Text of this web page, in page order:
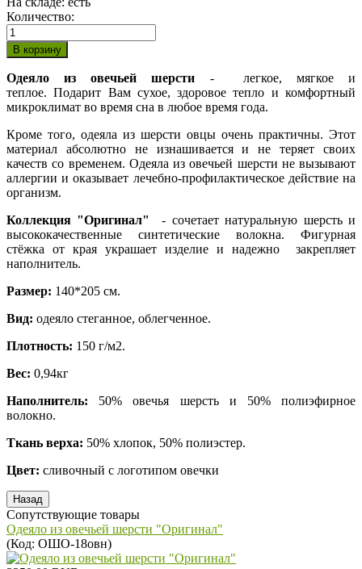
Количество:
Одеяло из овечьей шерсти - легкое, мягкое и
теплое. Подарит Вам сухое, здоровое тепло и комфортный
микроклимат во время сна в любое время года.
Кроме того, одеяла из шерсти овцы очень практичны. Этот
материал абсолютно не изнашивается и не теряет своих
качеств со временем. Одеяла из овечьей шерсти не вызывают
аллергии и оказывает лечебно-профилактическое действие на
организм.
Коллекция "Оригинал"
- сочетает натуральную шерсть и
высококачественные синтетические волокна. Фигурная
стёжка от края украшает изделие и надежно закрепляет
наполнитель.
Размер: 140*205 см.
Вид: одеяло стеганное, облегченное.
Плотность: 150 г/м2.
Вес: 0,94кг
Наполнитель: 50% овечья шерсть и 50% полиэфирное
волокно.
Ткань верха: 50% хлопок, 50% полиэстер.
Цвет: сливочный с логотипом овечки
Сопутствующие товары
Одеяло из овечьей шерсти "Оригинал"
(Код: ОШО-18овн)